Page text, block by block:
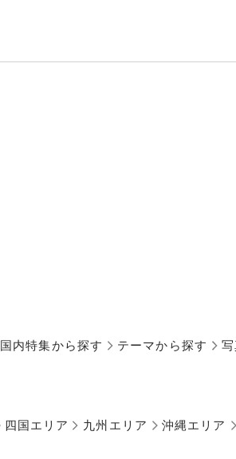
国内特集から探す テーマから探す
四国エリア 九州エリア 沖縄エリア